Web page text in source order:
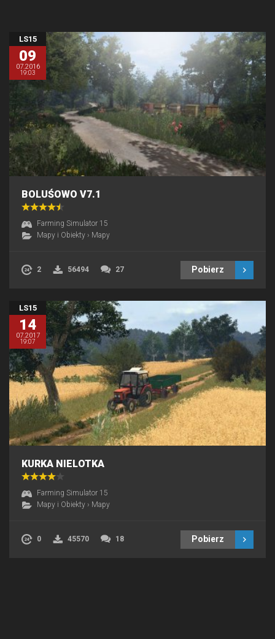
LS15
09
07.2016
19:03
BOLUŚOWO V7.1
Farming Simulator 15
Mapy i Obiekty › Mapy
2 56494 27 Pobierz
LS15
14
07.2017
19:07
KURKA NIELOTKA
Farming Simulator 15
Mapy i Obiekty › Mapy
0 45570 18 Pobierz